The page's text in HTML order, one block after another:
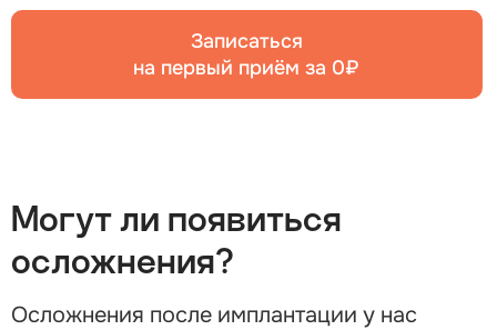
Записаться
на первый приём за 0₽
Могут ли появиться
осложнения?
Осложнения после имплантации у нас